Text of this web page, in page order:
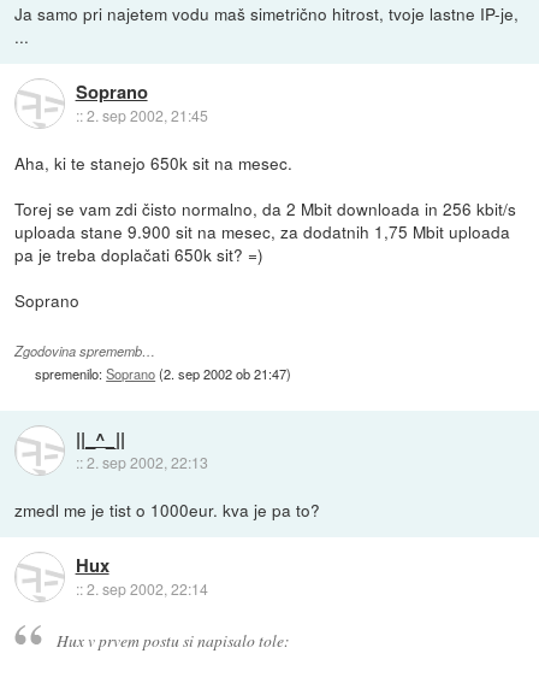
Ja samo pri najetem vodu maš simetrično hitrost, tvoje lastne IP-je,
...
Soprano
::2. sep 2002, 21:45
Aha, ki te stanejo 650k sit na mesec.
Torej se vam zdi čisto normalno, da 2 Mbit downloada in 256 kbit/s
uploada stane 9.900 sit na mesec, za dodatnih 1,75 Mbit uploada
pa je treba doplačati 650k sit? =)
Soprano
Zgodovina sprememb…
spremenilo:Soprano(2. sep 2002 ob 21:47)
||_^_||
::2. sep 2002, 22:13
zmedl me je tist o 1000eur. kva je pa to?
Hux
::2. sep 2002, 22:14
Hux v prvem postu si napisalo tole: